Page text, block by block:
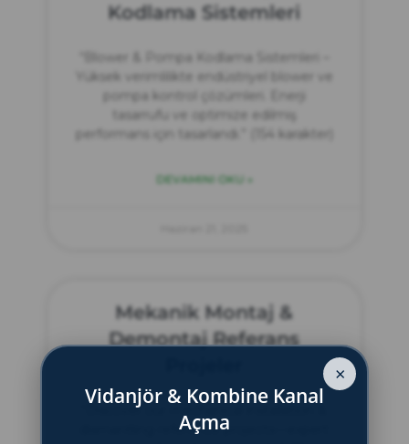
Kodlama Sistemleri
“Blower & Pompa Kodlama Sistemleri –
Yüksek verimlilikte endüstriyel blower ve
pompa kontrol çözümleri. Enerji
tasarrufu ve optimize edilmiş
performans için tasarlandı.” (154 karakter)
DEVAMINI OKU »
Mekanik Montaj &
Demontaj Referans
“Discover our mechanical installation &
dismantling reference projects—expert
×
Vidanjör & Kombine Kanal
Açma